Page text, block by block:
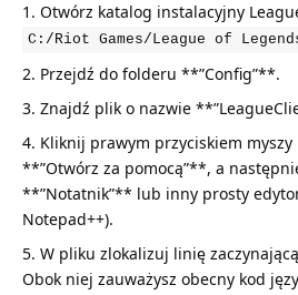
Otwórz katalog instalacyjny
C:/Riot Games/League of
Przejdź do folderu **”Config”**.
Znajdź plik o nazwie
Kliknij prawym przyciskiem
**”Otwórz za pomocą”**, a
**”Notatnik”** lub inny prosty
Notepad++).
W pliku zlokalizuj linię
Obok niej zauważysz obecny kod